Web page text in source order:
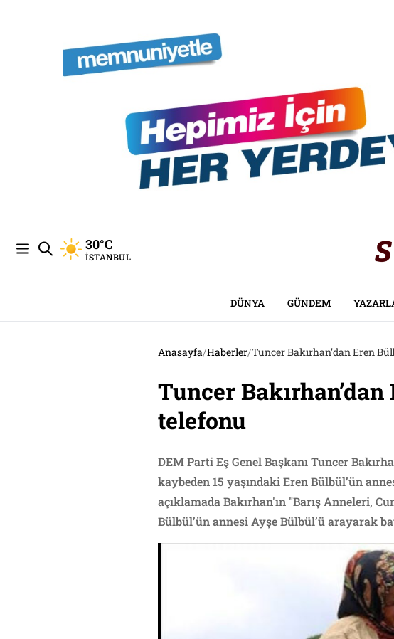
30°C
İSTANBUL
DÜNYA GÜNDEM
Anasayfa/Haberler/Tuncer Bakırhan’dan Eren
Tuncer
telefonu
DEM Parti Eş Genel Başkanı Tuncer
kaybeden 15 yaşındaki Eren Bülbül’ün
açıklamada Bakırhan'ın "Barış Anneleri,
Bülbül’ün annesi Ayşe Bülbül’ü arayarak